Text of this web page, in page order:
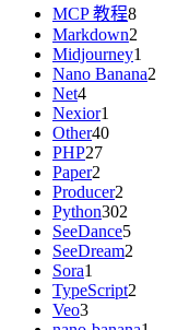
MCP 教程8
Markdown2
Midjourney1
Nano Banana2
Net4
Nexior1
Other40
PHP27
Paper2
Producer2
Python302
SeeDance5
SeeDream2
Sora1
TypeScript2
Veo3